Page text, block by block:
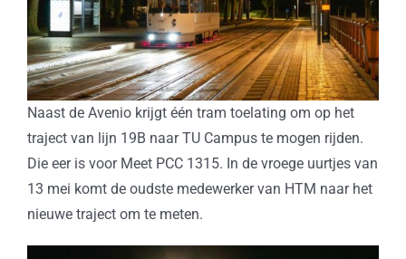
Naast de Avenio krijgt één tram toelating om op het
traject van lijn 19B naar TU Campus te mogen rijden.
Die eer is voor Meet PCC 1315. In de vroege uurtjes van
13 mei komt de oudste medewerker van HTM naar het
nieuwe traject om te meten.